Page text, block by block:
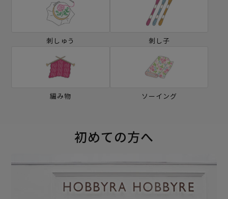
刺しゅう 刺し子
編み物 ソーイング
初めての方へ